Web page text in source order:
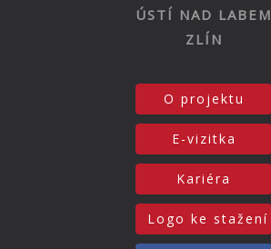
ÚSTÍ NAD LABEM
ZLÍN
O projektu
E-vizitka
Kariéra
Logo ke stažení